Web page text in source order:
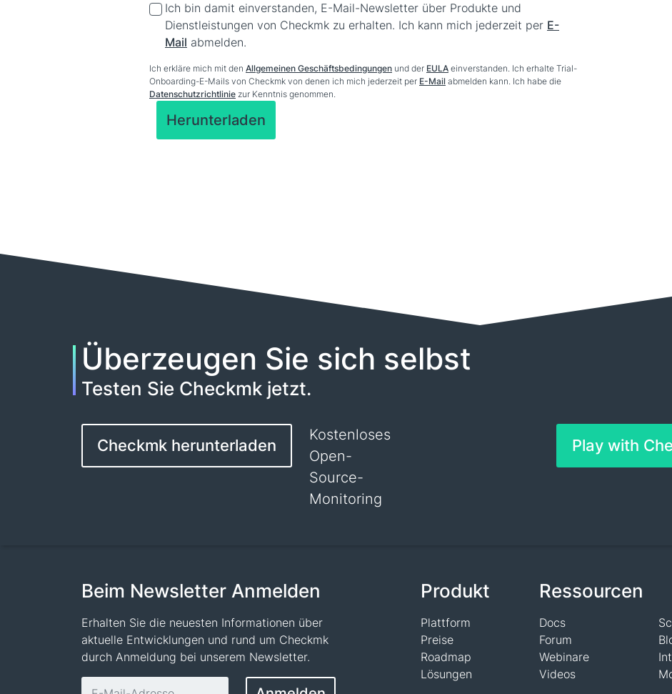
Ich bin damit einverstanden, E-Mail-Newsletter über Produkte und
Dienstleistungen von Checkmk zu erhalten. Ich kann mich jederzeit per E-
Mail abmelden.
Ich erkläre mich mit den Allgemeinen Geschäftsbedingungen und der EULA einverstanden. Ich erhalte Trial-
Onboarding-E-Mails von Checkmk von denen ich mich jederzeit per E-Mail abmelden kann. Ich habe die
Datenschutzrichtlinie zur Kenntnis genommen.
Überzeugen Sie sich selbst
Testen Sie Checkmk jetzt.
Checkmk herunterladen
Kostenloses
Open-
Source-
Monitoring
Play with
Beim Newsletter Anmelden
Erhalten Sie die neuesten Informationen über
aktuelle Entwicklungen und rund um Checkmk
durch Anmeldung bei unserem Newsletter.
Produkt
Plattform
Preise
Roadmap
Lösungen
Ressourcen
Docs
Forum
Webinare
Videos